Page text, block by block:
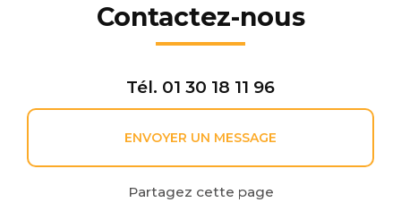
Contactez-nous
Tél. 01 30 18 11 96
ENVOYER UN MESSAGE
Partagez cette page